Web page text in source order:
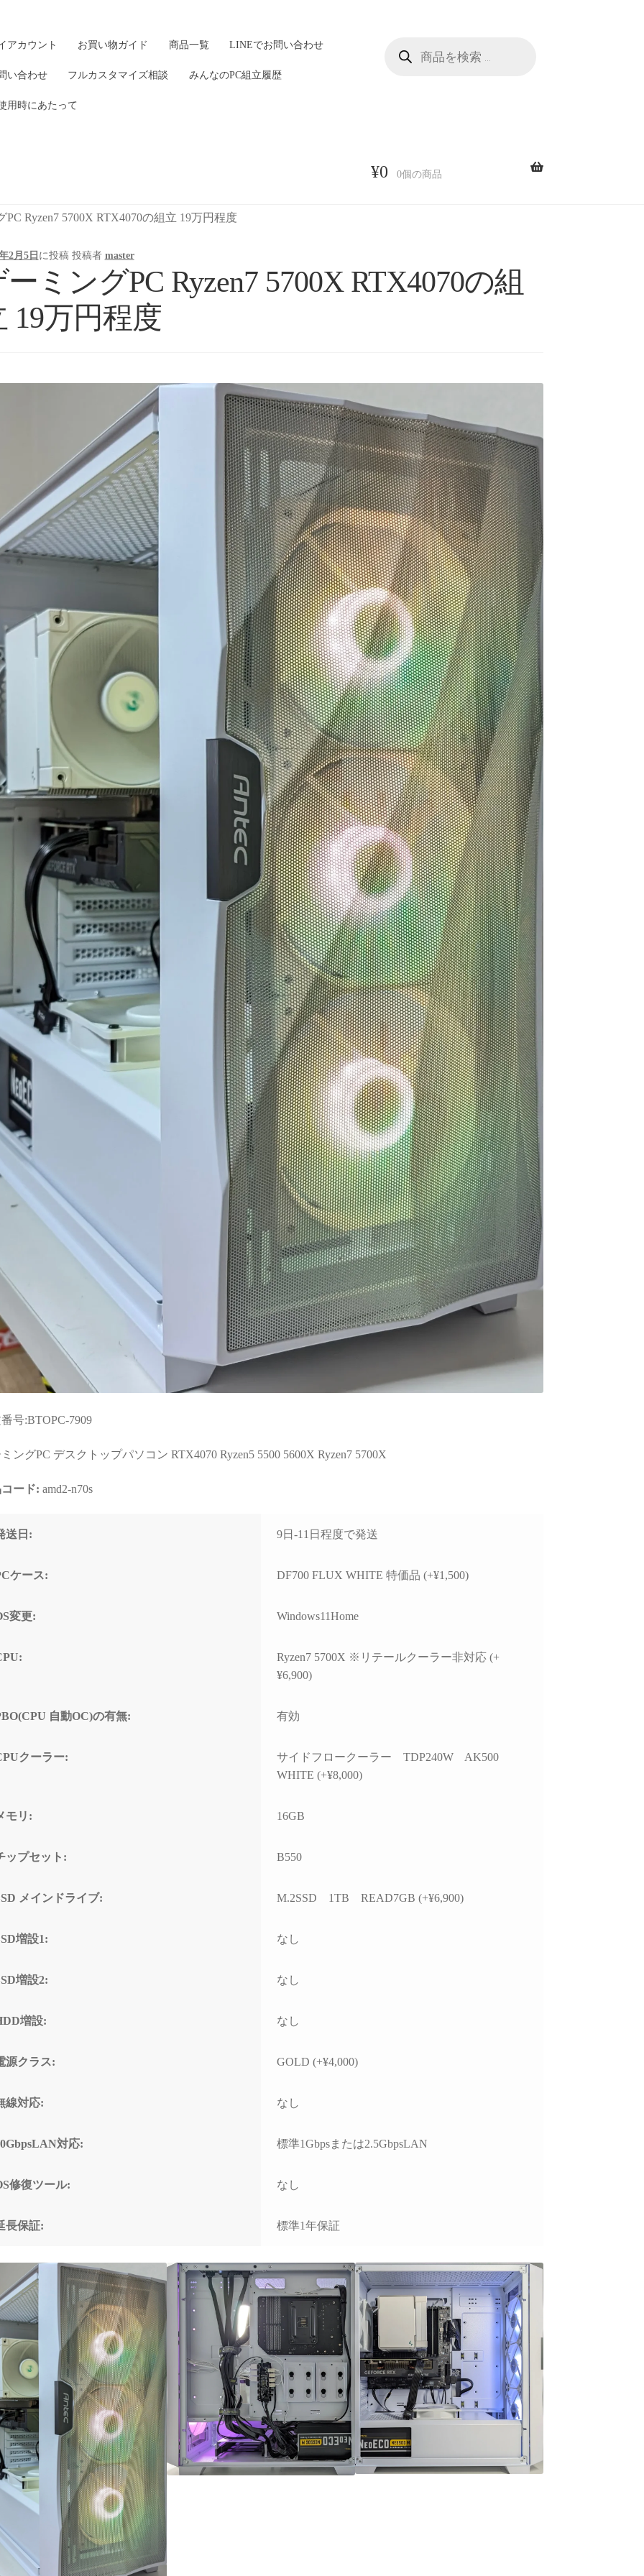
アカウント お買い物ガイド 商品一覧 LINEでお問い合わせ
い合わせ フルカスタマイズ相談 みんなのPC組立履歴
用時にあたって
¥0 0個の商品
PC Ryzen7 5700X RTX4070の組立 19万円程度
2月5日 に投稿 投稿者 master
ミングPC Ryzen7 5700X RTX4070の組
19万円程度
号:BTOPC-7909
ングPC デスクトップパソコン RTX4070 Ryzen5 5500 5600X Ryzen7 5700X
ード: amd2-n70s
送日: 9日-11日程度で発送
ケース: DF700 FLUX WHITE 特価品 (+¥1,500)
変更: Windows11Home
Ryzen7 5700X ※リテールクーラー非対応 (+
¥6,900)
自動OC)の有無: 有効
クーラー:
サイドフロークーラー TDP240W AK500
WHITE (+¥8,000)
モリ: 16GB
ップセット: B550
メインドライブ: M.2SSD 1TB READ7GB (+¥6,900)
増設1: なし
増設2: なし
増設: なし
源クラス: GOLD (+¥4,000)
線対応: なし
対応: 標準1Gbpsまたは2.5GbpsLAN
修復ツール: なし
長保証: 標準1年保証
の評価枠じゃ足りな
らもずっと続いて欲
PCBTOショップです！
年11月に購入、半年近
も問題なく快適に使用
いましたが、突然の
ランプ点灯で起動不
ルデンウィーク目前だ
こともあり、連休中に
使えない絶望的な気持
た。
なりにAIやネットを駆
て色々と対処を試みま
が改善せず、藁にもす
いで相談したところ
異常が見られた際
ずは当店に相談くだ
」と仰っていただき、
プロ意識の高さと責任
く感動しました！
発送から手元に戻る
、わずか1週間という神
でした。
や再現性、原因の特定
によるとは思います
修理の過程で判明した
的な不具合があったに
わらず圧倒的なスピー
で連休に間に合わせて
だいたことに感謝しか
せん。
らから急いで欲しいと
したわけではなかった
すが、顧客の心境を察
応力、そのホスピタ
の高さにも感動)
ゲーミングPCだから
売って終わり」では
トラブルで困った時
で寄り添ってくれて
きるお店で買うべき
めて痛感しました。
技術力と顧客に寄り
た姿勢は、まさにプロ
のです。
時の構成相談の段階か
案の引き出しの多さ
量には脱帽するばか
た)
相談でもネットやAI
るより、わかりやす
なアドバイスをいた
て非常に助かりまし
意味で変態と言うアレ
笑)
に何かトラブルがあ
購入を決断するうえ
しようとは思えなく
で構成を検討・比較
間が無駄と感じてし
読む
ネテル会長
2 か月 前
購入後のアフターフォロー
まで非常に丁寧で、安心し
て相談できるショップ様で
す。
購入したPCについて、外付
けHDD接続時に特定のUSB
ポートでデータ転送がうま
くいかない症状があり相談
しましたが、単に「別のポ
ートを使ってください」で
終わるのではなく、背面
USBポートごとの内部仕様
まで確認したうえで、原因
の切り分けを非常に詳しく
案内していただきました。
具体的には、正常に動作し
ているUSBポートが
ASMedia製チップ経由であ
ること、症状が出ている
10Gbps対応ポートがAMD
CPU側のUSBコントローラ
ーに接続されている可能性
があることなど、マザーボ
ードの仕様やUSBコントロ
ーラーの違いまで踏み込ん
で説明していただきまし
た。
また、外付けHDDケース側
の仕様やメーカー見解、
USB規格の違い、5Gbpsと
10Gbpsの帯域差、HDDの実
効速度、ケーブル品質や相
性の可能性まで、非常に専
門的かつ分かりやすく整理
していただきました。結果
として、PC本体の故障では
なく、特定の外付けHDDケ
ースとUSBポートの組み合
わせによる相性の可能性が
高いことが分かり、安心し
て使用を続けられるように
こちらの質問に対しても毎
回丁寧に返信してくださ
り、必要に応じてメーカー
確認の進め方や追加で確認
すべき内容まで案内してい
ただけました。購入後のト
ラブル相談にも真摯に対応
してくださる、非常に信頼
できるショップ様です。
PC本体の構成・価格だけで
なく、購入後のサポートま
で重視される方には大変お
すすめできます。
続きを読む
ゲームが快適にプレイした
いけど機械には詳しくない
ので本人に聞いてみよう！
ということでAIにゲームの
種類と予算を伝えたらオス
スメされたこちらで買いま
した。
最初にサイトを見た時はシ
ンプル過ぎてリンクが間違
っているのかと思ってしま
いましたが、種類はそこそ
こありパーツも分かりやす
く写真と説明があって選び
やすいです。目移りしない
ので買うつもりのないもの
まで買ってしまう現象もお
きません。組立履歴から実
際の数値が見られるので、
この組み合わせでも大丈夫
かなと思ったらそちらから
探してみるのもいいかもし
れません。
梱包は丁寧でPCには傷や汚
れは一切ありません。ネッ
ト回線があればすぐに使用
できたのでゲームにログイ
ンできて助かりました。
PC本体だけを買い替えたい
という人にはオススメで
す。設置やセットアップ、
周辺パーツの購入、電話で
のアフターサービスなどと
にかく一から十までおまか
せしたい人には向かないと
思います。
今後また買い換えることが
あればこちらのお店を利用
したいです。
続きを読む
ねこです
2 か月 前
去年の12月初旬に購入。
GPUはRTX5060の比較的安
価な構成のPC購入ですが当
方、初めてのゲーミングPC
でした。
HP内がとてもシンプルな作
りになっているので若干の
怪しさを感じてしまいまし
たが…笑
他の方の丁寧で評価の高い
レビューなども購入のきっ
かけの一つになりました。
製品に関しても購入して４
ヶ月弱経ちますが不具合や
故障は一切なく快適に動
作、使用できています！
選ぶ際の価格や性能の基準
などが分かりやすく明記さ
れているので選ぶうえでの
参考にもしやすかったで
す！
また、気になる点などはLINE
での連絡が可能なので個別
での相談も受け付けてくれ
ます！
こちらでのリピ買いやアッ
プグレードされてる方も多
いみたいなので私も次回も
こちらで購入しようと思っ
ています
総合的にとても満足できる
お買い物でした
続きを読む
4 か月 前